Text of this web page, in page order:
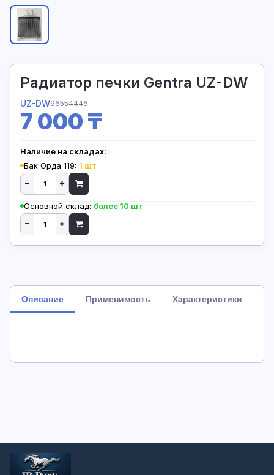
Радиатор печки Gentra UZ-DW
UZ-DW96554446
7 000 ₸
Наличие на складах:
Бак Орда 119: 1 шт
Основной склад: более 10 шт
Описание Применимость Характеристики